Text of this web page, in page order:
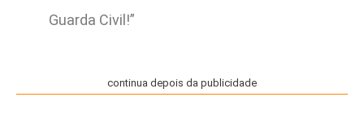
Guarda Civil!”
continua depois da publicidade